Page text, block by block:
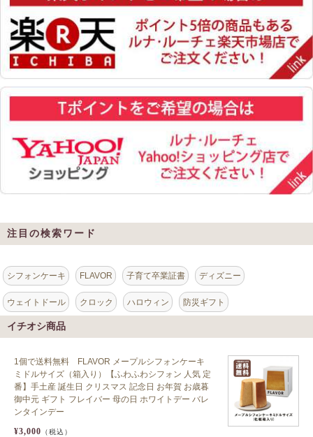
注目の検索ワード
シフォンケーキ FLAVOR 子育て卒業証書 ディズニー
ウェイトドール クロック ハロウィン 防災ギフト
イチオシ商品
1個で送料無料 FLAVOR メープルシフォンケーキ
ミドルサイズ（箱入り）【ふわふわシフォン 人気 定
番】手土産 誕生日 クリスマス 記念日 お年賀 お歳暮
御中元 ギフト フレイバー 母の日 ホワイトデー バレ
ンタインデー
¥3,000 （税込）